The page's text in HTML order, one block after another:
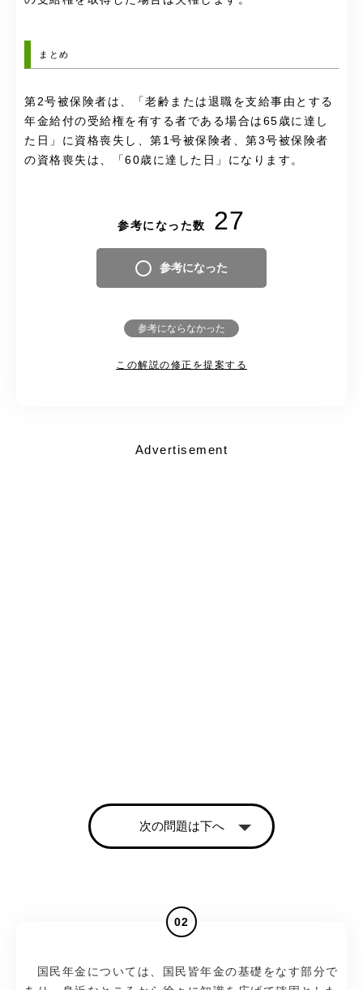
まとめ
第2号被保険者は、「老齢または退職を支給事由とする
年金給付の受給権を有する者である場合は65歳に達し
た日」に資格喪失し、第1号被保険者、第3号被保険者
の資格喪失は、「60歳に達した日」になります。
参考になった数 27
参考になった
参考にならなかった
この解説の修正を提案する
Advertisement
次の問題は下へ
02
国民年金については、国民皆年金の基礎をなす部分で